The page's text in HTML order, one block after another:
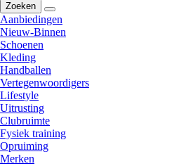
Zoeken
Aanbiedingen
Nieuw-Binnen
Schoenen
Kleding
Handballen
Vertegenwoordigers
Lifestyle
Uitrusting
Clubruimte
Fysiek training
Opruiming
Merken